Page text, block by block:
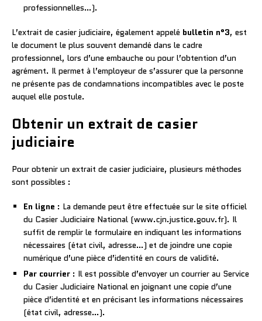
professionnelles…).
L’extrait de casier judiciaire, également appelé bulletin n°3, est
le document le plus souvent demandé dans le cadre
professionnel, lors d’une embauche ou pour l’obtention d’un
agrément. Il permet à l’employeur de s’assurer que la personne
ne présente pas de condamnations incompatibles avec le poste
auquel elle postule.
Obtenir un extrait de casier
judiciaire
Pour obtenir un extrait de casier judiciaire, plusieurs méthodes
sont possibles :
En ligne : La demande peut être effectuée sur le site officiel
du Casier Judiciaire National (www.cjn.justice.gouv.fr). Il
suffit de remplir le formulaire en indiquant les informations
nécessaires (état civil, adresse…) et de joindre une copie
numérique d’une pièce d’identité en cours de validité.
Par courrier : Il est possible d’envoyer un courrier au Service
du Casier Judiciaire National en joignant une copie d’une
pièce d’identité et en précisant les informations nécessaires
(état civil, adresse…).